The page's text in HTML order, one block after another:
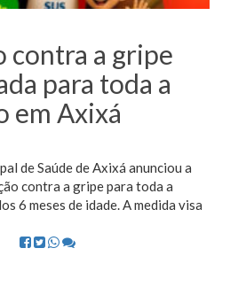
contra a gripe
para toda a
em Axixá
de Saúde de Axixá anunciou a
contra a gripe para toda a
6 meses de idade. A medida visa